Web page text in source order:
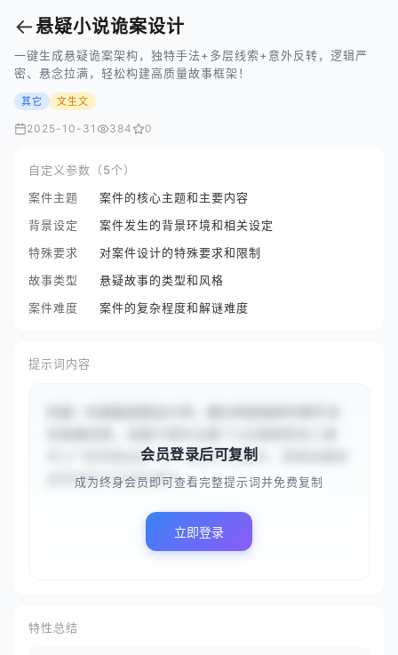
←悬疑小说诡案设计
一键生成悬疑诡案架构，独特手法+多层线索+意外反转，逻辑严
密、悬念拉满，轻松构建高质量故事框架！
其它 文生文
2025-10-31 384 0
自定义参数（5个）
案件主题
案件的核心主题和主要内容
背景设定
案件发生的背景环境和相关设定
特殊要求
对案件设计的特殊要求和限制
故事类型
悬疑故事的类型和风格
案件难度
案件的复杂程度和解谜难度
提示词内容
件}}”和背景设定“{{一座百年古堡中，富豪收藏家
被发现死于反锁的藏书...
会员登录后可复制
成为终身会员即可查看完整提示词并免费复制
立即登录
特性总结